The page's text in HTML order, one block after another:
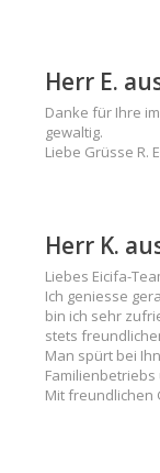
Herr E.
Danke für Ihre
gewaltig.
Liebe Grüsse R.
Herr K.
Liebes Eicifa-
Ich geniesse
bin ich sehr
stets
Man spürt bei
Mit freundlichen